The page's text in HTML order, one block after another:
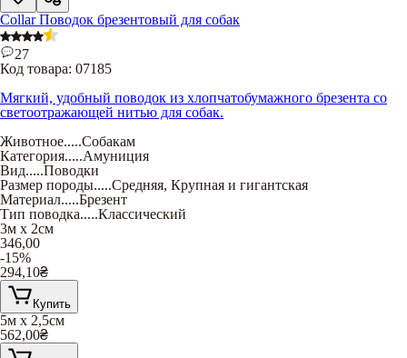
Collar Поводок брезентовый для собак
27
Код товара: 07185
Мягкий, удобный поводок из хлопчатобумажного брезента со
светоотражающей нитью для собак.
Животное.....Собакам
Категория.....Амуниция
Вид.....Поводки
Размер породы.....Средняя, Крупная и гигантская
Материал.....Брезент
Тип поводка.....Классический
3м х 2см
346,00
-15%
294,10₴
Купить
5м х 2,5см
562,00₴